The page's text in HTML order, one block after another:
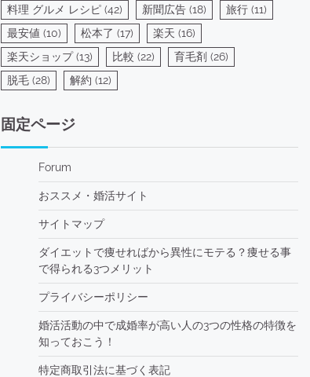
料理 グルメ レシピ(42) 新聞広告(18) 旅行(11)
最安値 (10) 松本了 (17) 楽天 (16)
楽天ショップ(13) 比較 (22) 育毛剤 (26)
脱毛(28) 解約 (12)
固定ページ
Forum
おススメ・婚活サイト
サイトマップ
ダイエットで痩せればから異性にモテる？痩せる事
で得られる3つメリット
プライバシーポリシー
婚活活動の中で成婚率が高い人の3つの性格の特徴を
知っておこう！
特定商取引法に基づく表記